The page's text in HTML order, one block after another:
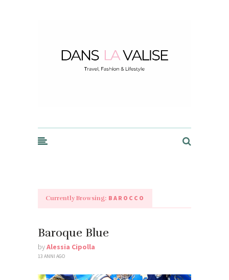
Currently Browsing: BAROCCO
Baroque Blue
byAlessia Cipolla
13 ANNI AGO